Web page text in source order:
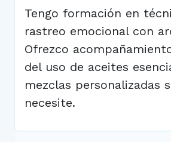
Tengo formación en
rastreo emocional con
Ofrezco
del uso de aceites
mezclas personalizadas
necesite.